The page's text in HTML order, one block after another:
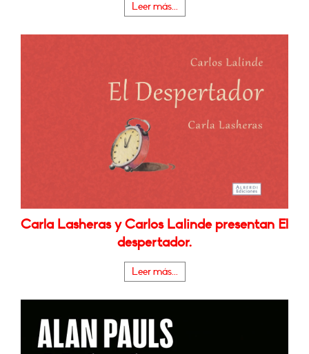
Leer más...
Carla Lasheras y Carlos Lalinde presentan El
despertador.
Leer más...